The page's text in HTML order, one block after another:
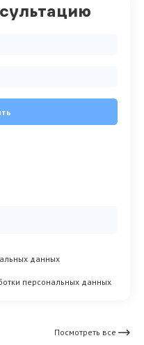
данных
персональных данных
Посмотреть все